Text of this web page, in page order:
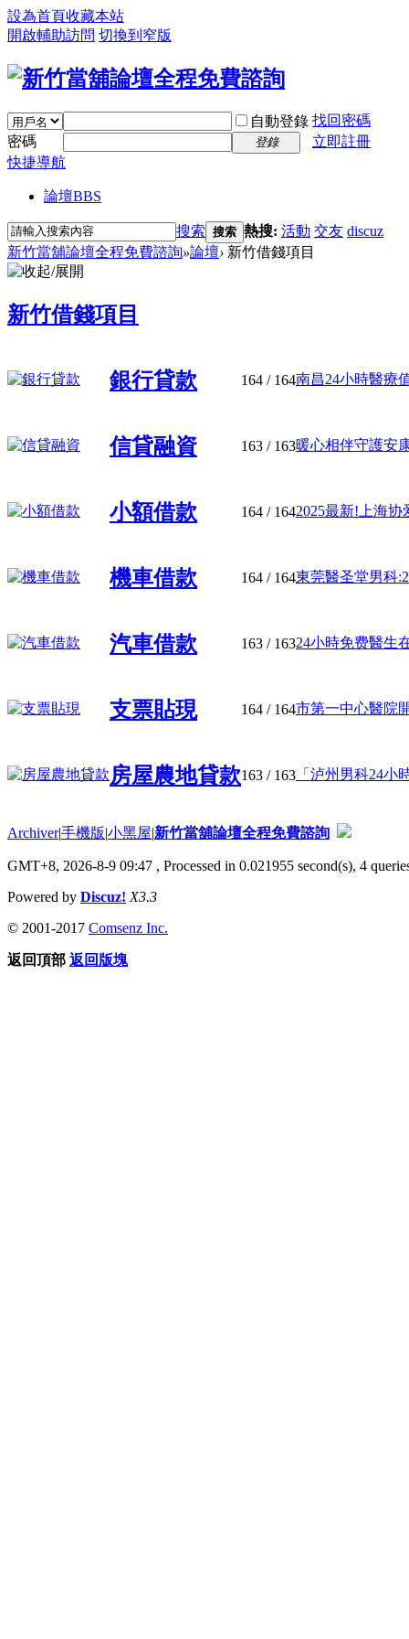
設為首頁收藏本站
開啟輔助訪問 切換到窄版
自動登錄 找回密碼
密碼
登錄
立即註冊
快捷導航
論壇BBS
搜索 搜索 熱搜: 活動 交友 discuz
新竹當舖論壇全程免費諮詢»論壇› 新竹借錢項目
新竹借錢項目
銀行貸款 164 / 164南昌24小時醫療
信貸融資 163 / 163暖心相伴守護安
小額借款 164 / 1642025最新!上海协
機車借款 164 / 164東莞醫圣堂男科
汽車借款 163 / 16324小時免费醫生
支票貼現 164 / 164市第一中心醫院
房屋農地貸款163 / 163 「泸州男科24小
Archiver|手機版|小黑屋|新竹當舖論壇全程免費諮詢
GMT+8, 2026-8-9 09:47 , Processed in 0.021955 second(s), 4
Powered by Discuz! X3.3
© 2001-2017 Comsenz Inc.
返回頂部 返回版塊